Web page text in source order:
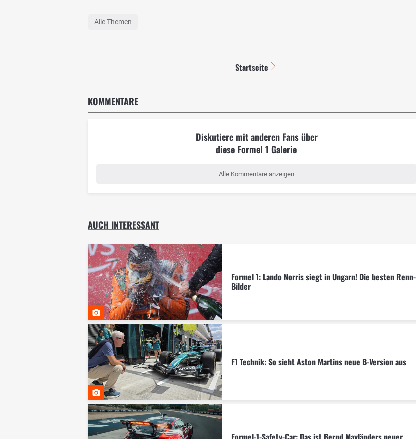
Alle Themen
Startseite
KOMMENTARE
Diskutiere mit anderen Fans über
diese Formel 1 Galerie
Alle Kommentare anzeigen
AUCH INTERESSANT
Formel 1: Lando Norris siegt in Ungarn! Die besten Renn-
Bilder
F1 Technik: So sieht Aston Martins neue B-Version aus